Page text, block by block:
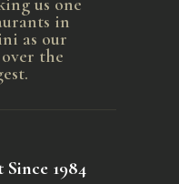
in
as our
the
1984